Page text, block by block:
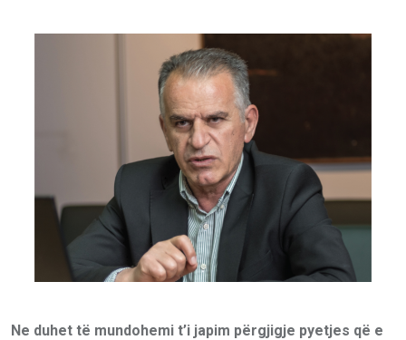
Email
Ne duhet të mundohemi t’i japim përgjigje pyetjes që e